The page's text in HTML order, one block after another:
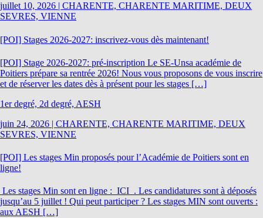
juillet 10, 2026 | CHARENTE, CHARENTE MARITIME, DEUX
SEVRES, VIENNE
[POI] Stages 2026-2027: inscrivez-vous dès maintenant!
[POI] Stage 2026-2027: pré-inscription Le SE-Unsa académie de
Poitiers prépare sa rentrée 2026! Nous vous proposons de vous inscrire
et de réserver les dates dès à présent pour les stages […]
1er degré, 2d degré, AESH
juin 24, 2026 | CHARENTE, CHARENTE MARITIME, DEUX
SEVRES, VIENNE
[POI] Les stages Min proposés pour l’Académie de Poitiers sont en
ligne!
Les stages Min sont en ligne : ICI . Les candidatures sont à déposés
jusqu’au 5 juillet ! Qui peut participer ? Les stages MIN sont ouverts :
aux AESH […]